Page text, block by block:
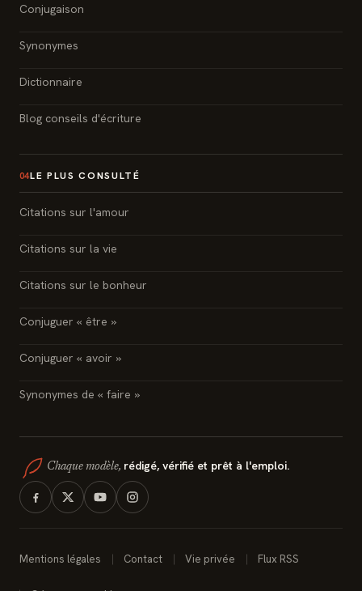
Conjugaison
Synonymes
Dictionnaire
Blog conseils d'écriture
04LE PLUS CONSULTÉ
Citations sur l'amour
Citations sur la vie
Citations sur le bonheur
Conjuguer « être »
Conjuguer « avoir »
Synonymes de « faire »
Chaque modèle, rédigé, vérifié et prêt à l'emploi.
Mentions légales Contact Vie privée Flux RSS